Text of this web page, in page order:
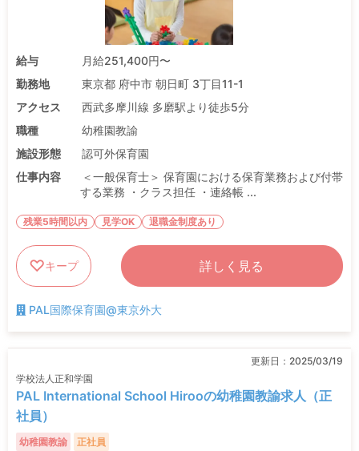
給与
月給251,400円〜
勤務地
東京都 府中市 朝日町 3丁目11-1
アクセス
西武多摩川線 多磨駅より徒歩5分
職種
幼稚園教諭
施設形態
認可外保育園
仕事内容
＜一般保育士＞ 保育園における保育業務および付帯
する業務 ・クラス担任 ・連絡帳 ...
残業5時間以内 見学OK 退職金制度あり
キープ 詳しく見る
PAL国際保育園@東京外大
更新日： 2025/03/19
学校法人正和学園
PAL International School Hirooの幼稚園教諭求人（正
社員）
幼稚園教諭 正社員